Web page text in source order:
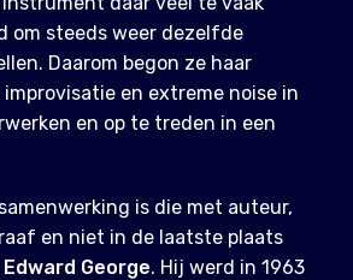
om steeds weer dezelfde
Daarom begon ze haar
en extreme noise in
en op te treden in een
is die met auteur,
en niet in de laatste plaats
Edward George. Hij werd in 1963